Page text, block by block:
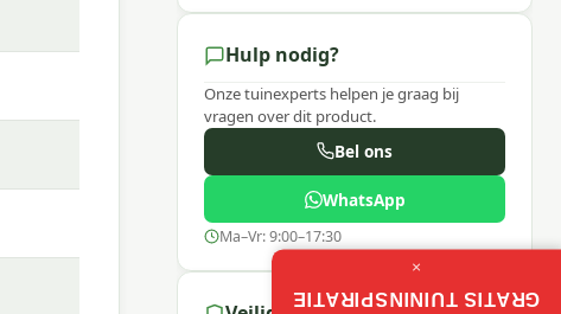
Hulp nodig?
Onze tuinexperts helpen je graag bij
vragen over dit product.
Bel ons
WhatsApp
Ma–Vr: 9:00–17:30
GRATIS TUININSPIRATIE
×